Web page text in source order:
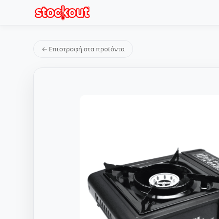
← Επιστροφή στα προϊόντα